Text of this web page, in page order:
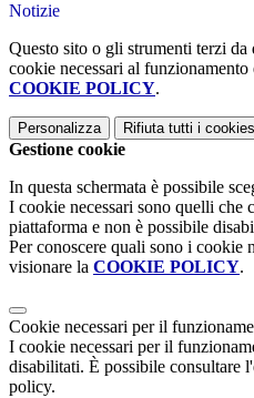
Notizie
Questo sito o gli strumenti terzi
cookie necessari al
COOKIE POLICY.
Personalizza Rifiuta tutti i cookies
Gestione cookie
In questa schermata è possibile
I cookie necessari sono quelli che
piattaforma e non è possibile
Per conoscere quali sono i cookie
visionare la COOKIE POLICY.
Cookie necessari per il
I cookie necessari per il
disabilitati. È possibile consultare
policy.